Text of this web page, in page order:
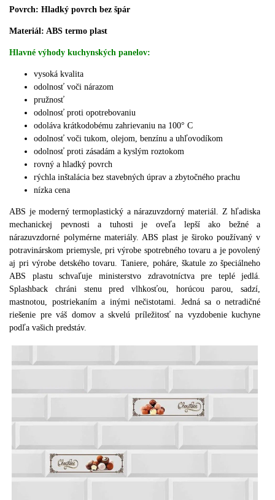
Povrch: Hladký povrch bez špár
Materiál: ABS termo plast
Hlavné výhody kuchynských panelov:
vysoká kvalita
odolnosť voči nárazom
pružnosť
odolnosť proti opotrebovaniu
odoláva krátkodobému zahrievaniu na 100° C
odolnosť voči tukom, olejom, benzínu a uhľovodíkom
odolnosť proti zásadám a kyslým roztokom
rovný a hladký povrch
rýchla inštalácia bez stavebných úprav a zbytočného prachu
nízka cena
ABS je moderný termoplastický a nárazuvzdorný materiál. Z hľadiska
mechanickej pevnosti a tuhosti je oveľa lepší ako bežné a
nárazuvzdorné polymérne materiály. ABS plast je široko používaný v
potravinárskom priemysle, pri výrobe spotrebného tovaru a je povolený
aj pri výrobe detského tovaru. Taniere, poháre, škatule zo špeciálneho
ABS plastu schvaľuje ministerstvo zdravotníctva pre teplé jedlá.
Splashback chráni stenu pred vlhkosťou, horúcou parou, sadzí,
mastnotou, postriekaním a inými nečistotami. Jedná sa o netradičné
riešenie pre váš domov a skvelú príležitosť na vyzdobenie kuchyne
podľa vašich predstáv.